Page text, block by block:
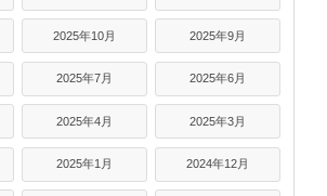
2025年10月 2025年9月
2025年7月 2025年6月
2025年4月 2025年3月
2025年1月 2024年12月